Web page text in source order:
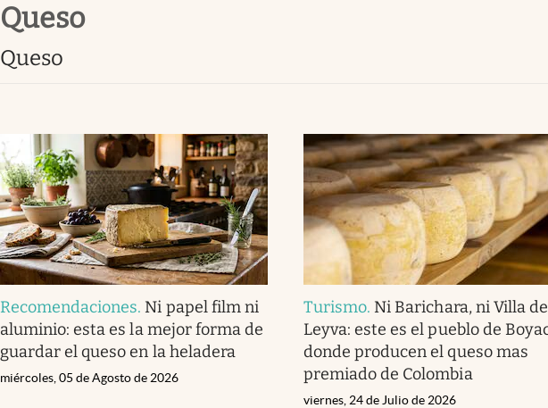
Infotechnology
Eventos Corporativos
El Cronista Studio
Mediakit
abre en nueva pestaña
queso
queso
Recomendaciones. Ni papel film ni
aluminio: esta es la mejor forma de
guardar el queso en la heladera
miércoles, 05 de Agosto de 2026
Turismo. Ni Barichara, ni Villa de
Leyva: este es el pueblo de
donde producen el queso mas
premiado de Colombia
viernes, 24 de Julio de 2026